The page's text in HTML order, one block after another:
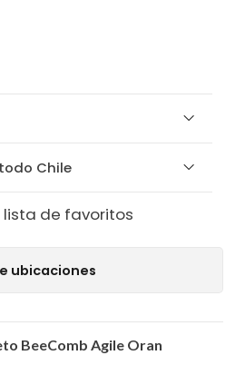
Chile
de favoritos
ubicaciones
BeeComb Agile Oran